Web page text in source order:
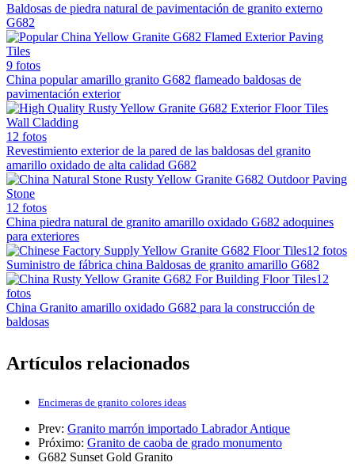
Baldosas de piedra natural de pavimentación de granito externo
G682
9 fotos
China popular amarillo granito G682 flameado baldosas de
pavimentación exterior
12 fotos
Revestimiento exterior de la pared de las baldosas del granito
amarillo oxidado de alta calidad G682
12 fotos
China piedra natural de granito amarillo oxidado G682 adoquines
para exteriores
12 fotos
Suministro de fábrica china Baldosas de granito amarillo G682
12
fotos
China Granito amarillo oxidado G682 para la construcción de
baldosas
Artículos relacionados
Encimeras de granito colores ideas
Prev: Granito marrón importado Labrador Antique
Próximo: Granito de caoba de grado monumento
G682 Sunset Gold Granito